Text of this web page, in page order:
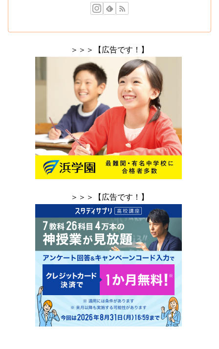
＞＞＞【広告です！】
＞＞＞【広告です！】